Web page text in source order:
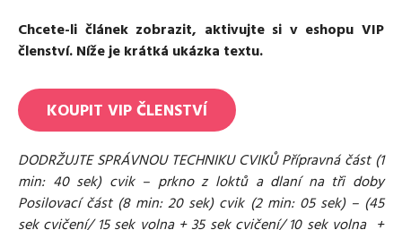
Výzvy a nácviky
Afirmace – cvičení mysli
Chcete-li článek zobrazit, aktivujte si v eshopu VIP
členství. Níže je krátká ukázka textu.
KOUPIT VIP ČLENSTVÍ
DODRŽUJTE SPRÁVNOU TECHNIKU CVIKŮ Přípravná část (1
min: 40 sek) cvik – prkno z loktů a dlaní na tři doby
Posilovací část (8 min: 20 sek) cvik (2 min: 05 sek) – (45
sek cvičení/ 15 sek volna + 35 sek cvičení/ 10 sek volna +